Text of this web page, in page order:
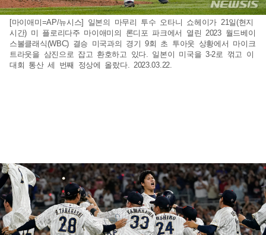
[마이애미=AP/뉴시스] 일본의 마무리 투수 오타니 쇼헤이가 21일(현지
시간) 미 플로리다주 마이애미의 론디포 파크에서 열린 2023 월드베이
스볼클래식(WBC) 결승 미국과의 경기 9회 초 투아웃 상황에서 마이크
트라웃을 삼진으로 잡고 환호하고 있다. 일본이 미국을 3-2로 꺾고 이
대회 통산 세 번째 정상에 올랐다. 2023.03.22.